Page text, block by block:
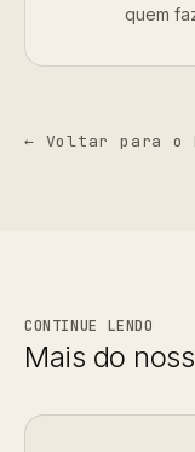
quem
← Voltar para o
CONTINUE LENDO
Mais do